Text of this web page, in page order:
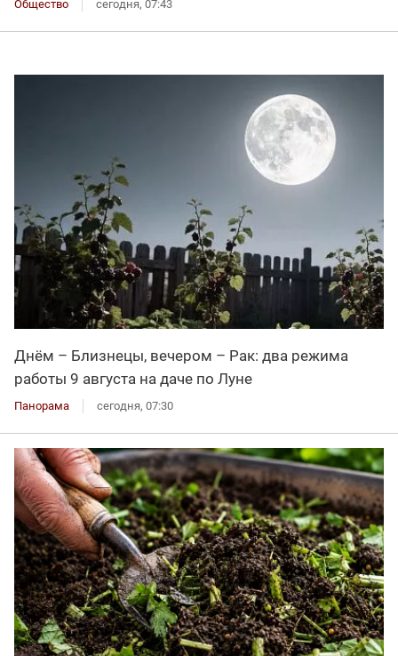
Общество сегодня, 07:43
Днём – Близнецы, вечером – Рак: два режима
работы 9 августа на даче по Луне
Панорама сегодня, 07:30